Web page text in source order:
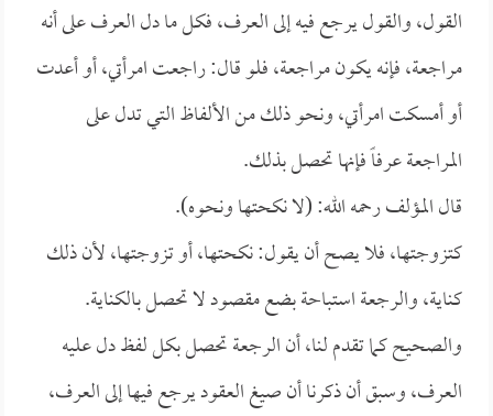
القول، والقول يرجع فيه إلى العرف، فكل ما دل العرف على أنه
مراجعة، فإنه يكون مراجعة، فلو قال: راجعت امرأتي، أو أعدت
أو أمسكت امرأتي، ونحو ذلك من الألفاظ التي تدل على
المراجعة عرفاً فإنها تحصل بذلك.
قال المؤلف رحمه الله: (لا نكحتها ونحوه).
كتزوجتها، فلا يصح أن يقول: نكحتها، أو تزوجتها، لأن ذلك
كناية، والرجعة استباحة بضع مقصود لا تحصل بالكناية.
والصحيح كما تقدم لنا، أن الرجعة تحصل بكل لفظ دل عليه
العرف، وسبق أن ذكرنا أن صيغ العقود يرجع فيها إلى العرف،